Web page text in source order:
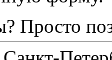
Просто